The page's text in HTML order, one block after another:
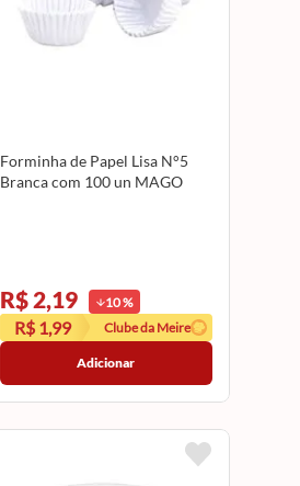
Forminha de Papel Lisa N°5
Branca com 100 un MAGO
R$ 2,19 10%
R$ 1,99 Clube da Meire
Adicionar